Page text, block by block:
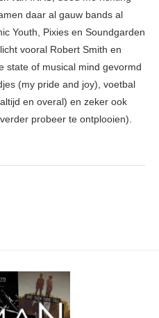
daar al gauw bands al
Youth, Pixies en Soundgarden
vooral Robert Smith en
state of musical mind gevormd
(my pride and joy), voetbal
en overal) en zeker ook
probeer te ontplooien).